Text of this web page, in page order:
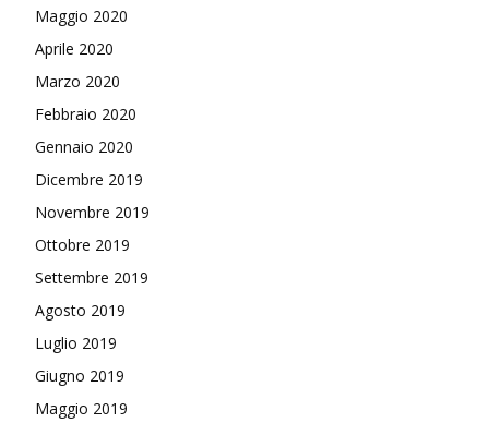
Maggio 2020
Aprile 2020
Marzo 2020
Febbraio 2020
Gennaio 2020
Dicembre 2019
Novembre 2019
Ottobre 2019
Settembre 2019
Agosto 2019
Luglio 2019
Giugno 2019
Maggio 2019